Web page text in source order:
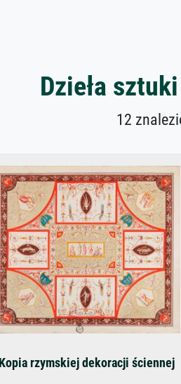
Dzieła
12
Kopia rzymskiej dekoracji ściennej